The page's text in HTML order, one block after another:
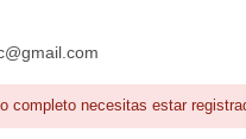
completo necesitas estar